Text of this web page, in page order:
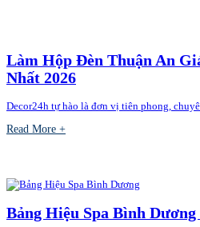
Làm Hộp Đèn Thuận An
Nhất 2026
Decor24h tự hào là đơn vị tiên phong,
Read More +
Bảng Hiệu Spa Bình